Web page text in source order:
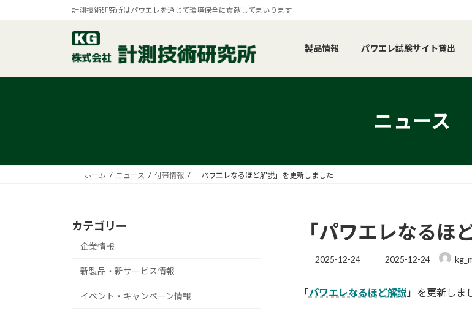
へ
ョ
計測技術研究所はパワエレを通じて環境保全に貢献してまいります
製品情報 パワエレ試験サイト貸出
ニュース
ホーム ニュース 付帯情報 「パワエレなるほど解説」を更新しました
「パワエレなるほ
2025-12-24
最
新
2025-12-24
「パワエレなるほど解説 」を更新しま
カテゴリー
企業情報
新製品・新サービス情報
イベント・キャンペーン情報